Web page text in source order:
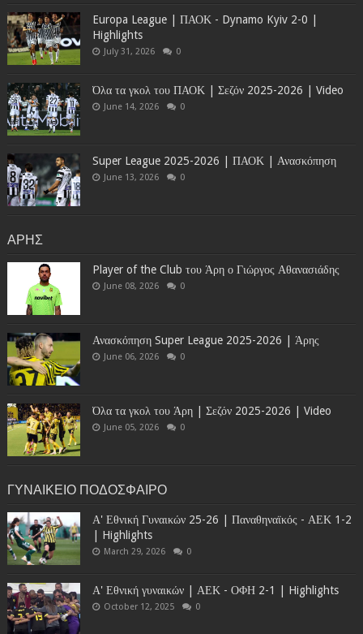
Europa League | ΠΑΟΚ - Dynamo Kyiv 2-0 |
Highlights
July 31, 2026 0
Όλα τα γκολ του ΠΑΟΚ | Σεζόν 2025-2026 | Video
June 14, 2026 0
Super League 2025-2026 | ΠΑΟΚ | Ανασκόπηση
June 13, 2026 0
ΑΡΗΣ
Player of the Club του Άρη ο Γιώργος Αθανασιάδης
June 08, 2026 0
Ανασκόπηση Super League 2025-2026 | Άρης
June 06, 2026 0
Όλα τα γκολ του Άρη | Σεζόν 2025-2026 | Video
June 05, 2026 0
ΓΥΝΑΙΚΕΙΟ ΠΟΔΟΣΦΑΙΡΟ
Α' Εθνική Γυναικών 25-26 | Παναθηναϊκός - ΑΕΚ 1-2
| Highlights
March 29, 2026 0
Α' Εθνική γυναικών | ΑΕΚ - ΟΦΗ 2-1 | Highlights
October 12, 2025 0